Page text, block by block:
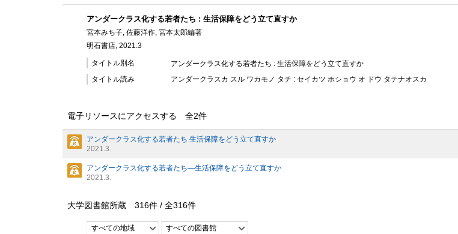
アンダークラス化する若者たち : 生活保障をどう立て直すか
宮本みち子, 佐藤洋作, 宮本太郎編著
明石書店, 2021.3
タイトル別名
アンダークラス化する若者たち : 生活保障をどう立て直すか
タイトル読み
アンダークラスカ スル ワカモノ タチ : セイカツ ホショウ オ ドウ タテナオスカ
電子リソースにアクセスする 全2件
アンダークラス化する若者たち 生活保障をどう立て直すか
2021.3.
アンダークラス化する若者たち―生活保障をどう立て直すか
2021.3.
大学図書館所蔵 316件 / 全316件
すべての地域 すべての図書館